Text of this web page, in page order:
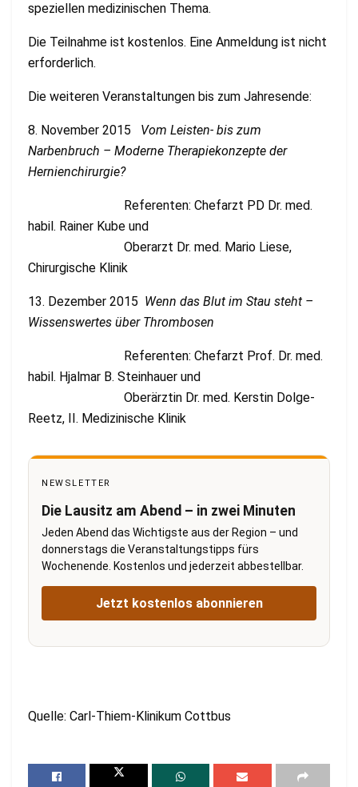
speziellen medizinischen Thema.
Die Teilnahme ist kostenlos. Eine Anmeldung ist nicht
erforderlich.
Die weiteren Veranstaltungen bis zum Jahresende:
8. November 2015 Vom Leisten- bis zum
Narbenbruch – Moderne Therapiekonzepte der
Hernienchirurgie?
Referenten: Chefarzt PD Dr. med.
habil. Rainer Kube und
Oberarzt Dr. med. Mario Liese,
Chirurgische Klinik
13. Dezember 2015 Wenn das Blut im Stau steht –
Wissenswertes über Thrombosen
Referenten: Chefarzt Prof. Dr. med.
habil. Hjalmar B. Steinhauer und
Oberärztin Dr. med. Kerstin Dolge-
Reetz, II. Medizinische Klinik
NEWSLETTER
Die Lausitz am Abend – in zwei Minuten
Jeden Abend das Wichtigste aus der Region – und
donnerstags die Veranstaltungstipps fürs
Wochenende. Kostenlos und jederzeit abbestellbar.
Jetzt kostenlos abonnieren
Quelle: Carl-Thiem-Klinikum Cottbus